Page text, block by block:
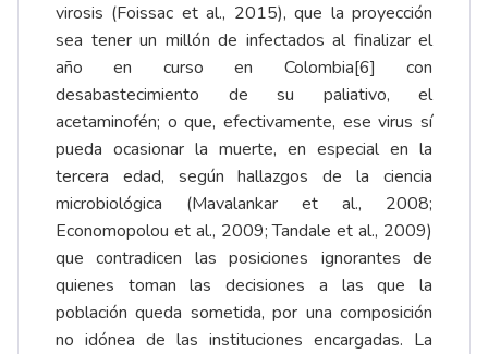
virosis (Foissac et al., 2015), que la proyección
sea tener un millón de infectados al finalizar el
año en curso en Colombia[6] con
desabastecimiento de su paliativo, el
acetaminofén; o que, efectivamente, ese virus sí
pueda ocasionar la muerte, en especial en la
tercera edad, según hallazgos de la ciencia
microbiológica (Mavalankar et al., 2008;
Economopolou et al., 2009; Tandale et al., 2009)
que contradicen las posiciones ignorantes de
quienes toman las decisiones a las que la
población queda sometida, por una composición
no idónea de las instituciones encargadas. La